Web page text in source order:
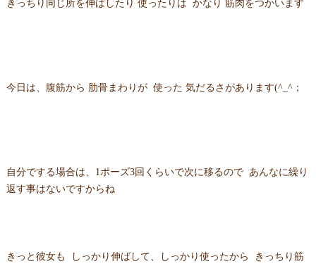
きっちり同じ所を伸ばしたり 使ったりは かなり 筋肉をつかいます
今日は、腹筋から 肋骨まわりが 使った 気だるさがあります(^_^；
自分でする場合は、1ポーズ3回くらいで次に移るので あんなに繰り
返す事はないですからね
きっと彼女も しっかり伸ばして、しっかり使ったから きっちり筋